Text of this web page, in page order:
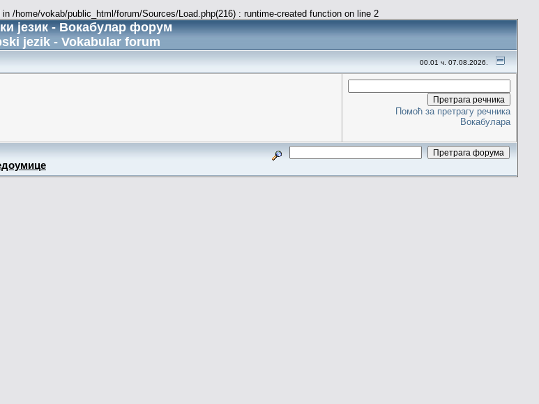
/home/vokab/public_html/forum/Sources/Load.php(216) : runtime-created function on line 2
језик - Вокабулар форум
jezik - Vokabular forum
00.01 ч. 07.08.2026.
Помоћ за претрагу речника
Вокабулара